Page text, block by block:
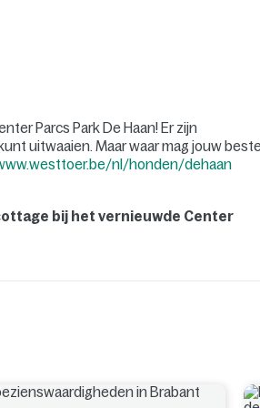
Parcs Park De Haan! Er zijn
uitwaaien. Maar waar mag jouw
nl/honden/dehaan
bij het vernieuwde Center